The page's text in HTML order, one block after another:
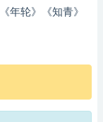
年轮》《知青》